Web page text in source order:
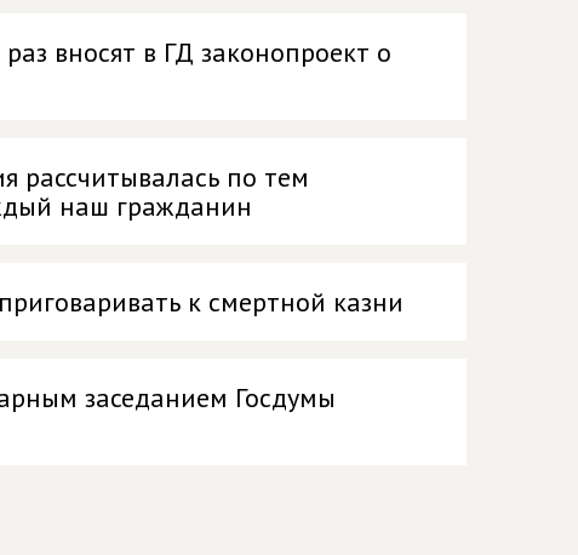
вносят в ГД законопроект о
рассчитывалась по тем
наш гражданин
к смертной казни
заседанием Госдумы